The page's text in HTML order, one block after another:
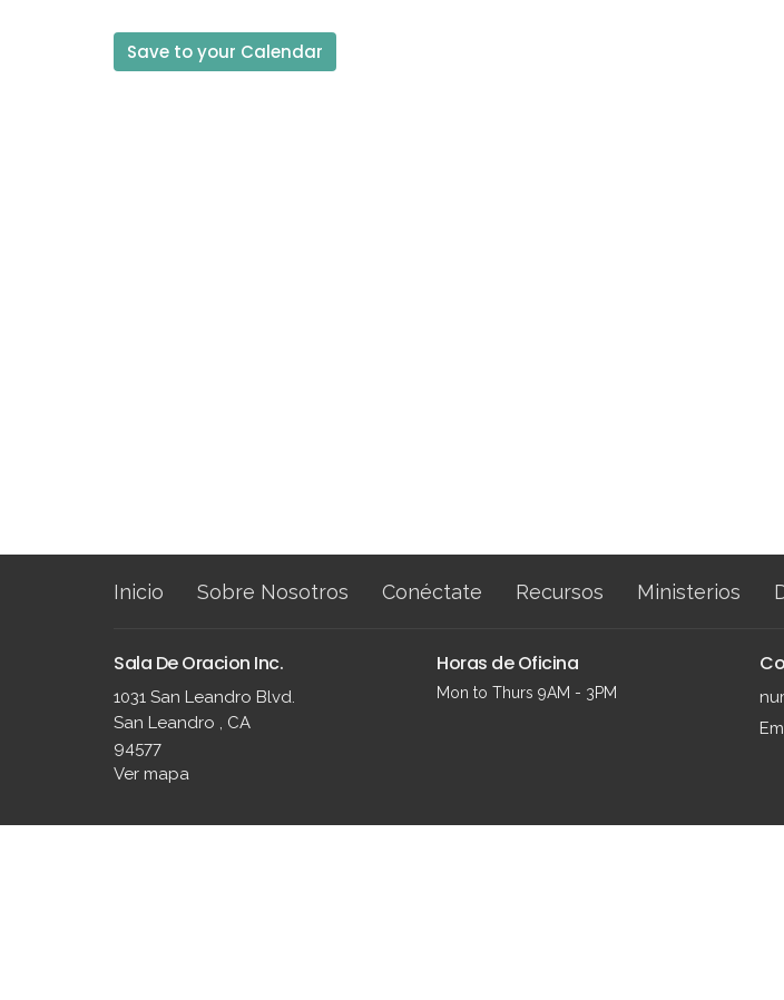
Save to your Calendar
Inicio Sobre Nosotros Conéctate Recursos Ministerios
Sala De Oracion Inc.
1031 San Leandro Blvd.
San Leandro , CA
94577
Ver mapa
Horas de Oficina
Mon to Thurs 9AM - 3PM